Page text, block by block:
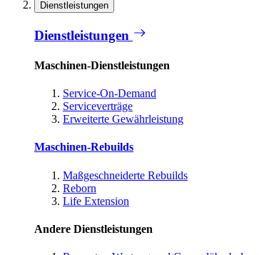
Dienstleistungen
Dienstleistungen
Maschinen-Dienstleistungen
Service-On-Demand
Serviceverträge
Erweiterte Gewährleistung
Maschinen-Rebuilds
Maßgeschneiderte Rebuilds
Reborn
Life Extension
Andere Dienstleistungen